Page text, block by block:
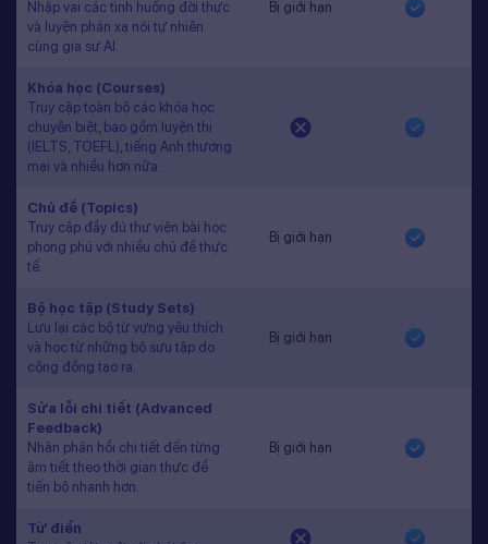
Nhập vai các tình huống đời thực
và luyện phản xạ nói tự nhiên
cùng gia sư AI.
Bị giới hạn
Khóa học (Courses)
Truy cập toàn bộ các khóa học
chuyên biệt, bao gồm luyện thi
(IELTS, TOEFL), tiếng Anh thương
mại và nhiều hơn nữa.
Chủ đề (Topics)
Truy cập đầy đủ thư viện bài học
phong phú với nhiều chủ đề thực
tế.
Bị giới hạn
Bộ học tập (Study Sets)
Lưu lại các bộ từ vựng yêu thích
và học từ những bộ sưu tập do
cộng đồng tạo ra.
Bị giới hạn
Sửa lỗi chi tiết (Advanced
Feedback)
Nhận phản hồi chi tiết đến từng
âm tiết theo thời gian thực để
tiến bộ nhanh hơn.
Bị giới hạn
Từ điển